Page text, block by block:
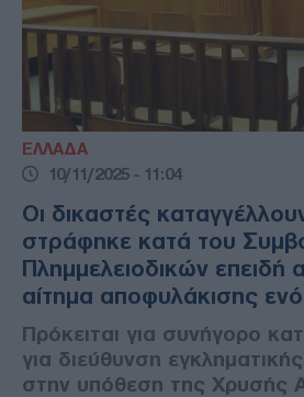
ΕΛΛΑΔΑ
10/11/2025 - 11:04
Οι δικαστές
στράφηκε κατά του
Πλημμελειοδικών επειδή
αίτημα αποφυλάκισης
Πρόκειται για συνήγορο
για διεύθυνση
στην υπόθεση της Χρυσής